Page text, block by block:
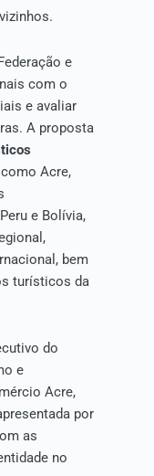
e
com o
e avaliar
A proposta
Acre,
e Bolívia,
bem
turísticos da
do
e
Acre,
por
as
no